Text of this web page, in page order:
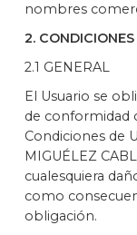
nombres
2.
2.1 GENERAL
El Usuario se
de conformidad
Condiciones de
MIGUÉLEZ
cualesquiera
como
obligación.